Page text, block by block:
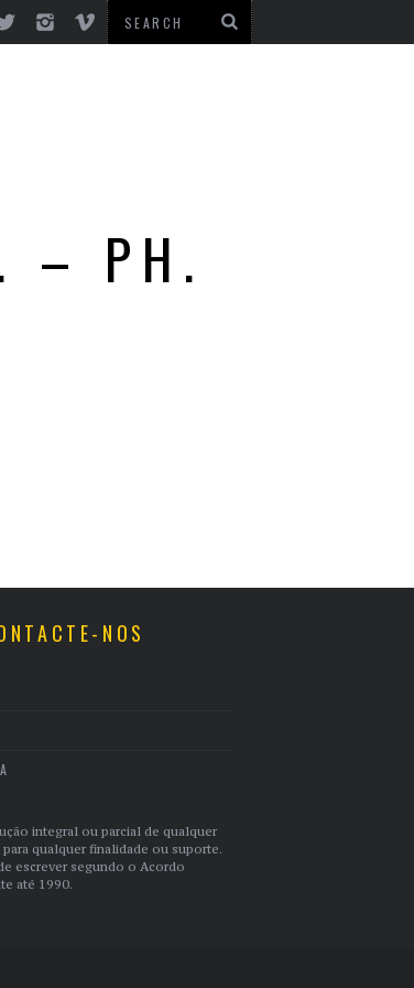
– PH.
NOS
integral ou parcial de qualquer
qualquer finalidade ou suporte.
escrever segundo o Acordo
até 1990.